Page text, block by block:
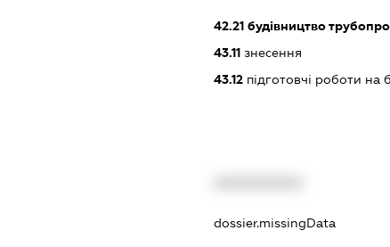
42.21будівництво
43.11знесення
43.12підготовчі роботи на
dossier.missingData